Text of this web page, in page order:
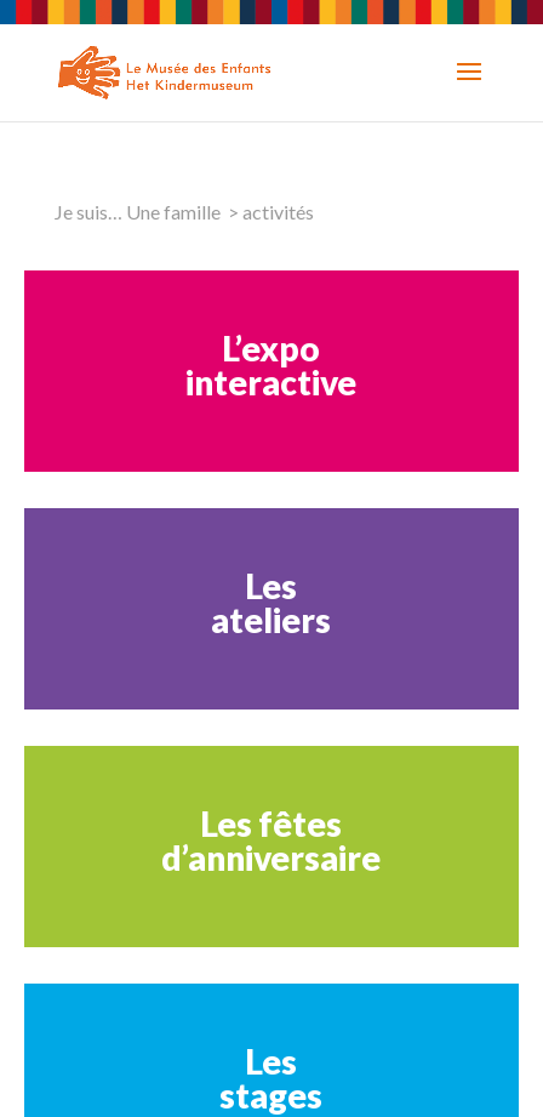
Je suis… Une famille > activités
L’expo
interactive
Les
ateliers
Les fêtes
d’anniversaire
Les
stages